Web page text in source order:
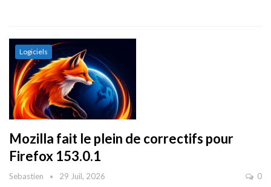
Logiciels
Mozilla fait le plein de correctifs pour
Firefox 153.0.1
Sebastien 29 Juil, 2026 0